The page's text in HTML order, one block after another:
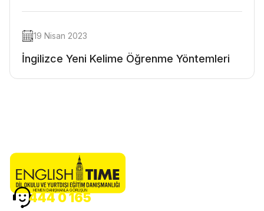
19 Nisan 2023
İngilizce Yeni Kelime Öğrenme Yöntemleri
HEMEN DANIŞMANLA GÖRÜŞÜN
444 0 165